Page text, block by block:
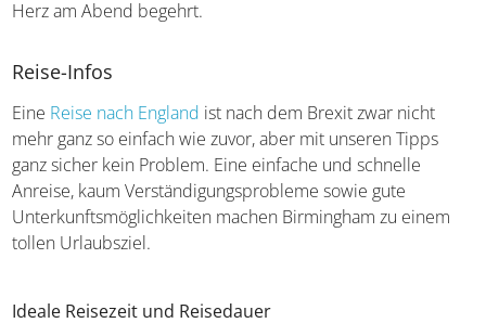
mehr ganz so einfach wie zuvor, aber mit unseren Tipps
ganz sicher kein Problem. Eine einfache und schnelle
Anreise, kaum Verständigungsprobleme sowie gute
Unterkunftsmöglichkeiten machen Birmingham zu einem
tollen Urlaubsziel.